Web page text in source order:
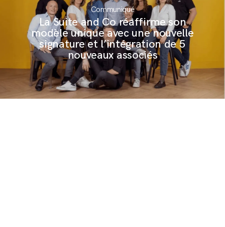
Communiqué
La Suite and Co réaffirme son
modèle unique avec une nouvelle
signature et l’intégration de 5
nouveaux associés